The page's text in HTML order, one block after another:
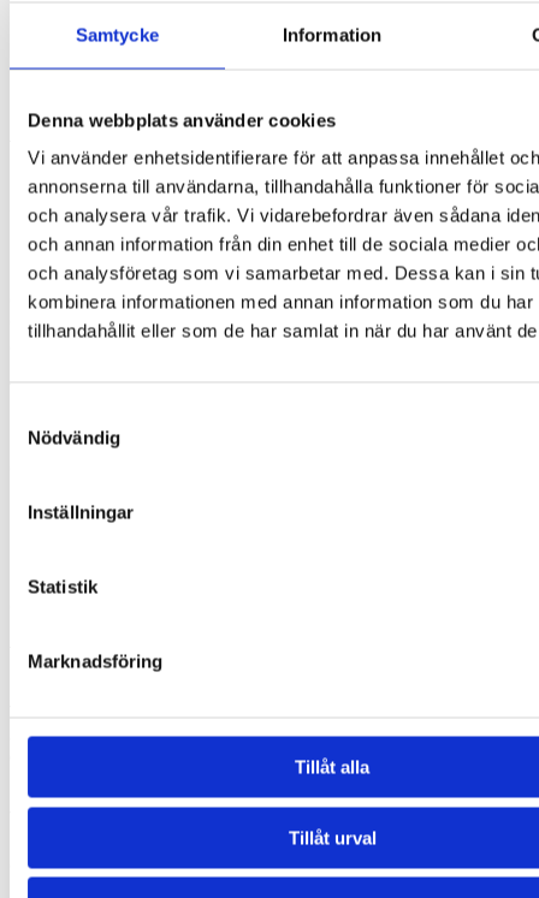
Samtycke Information
Denna webbplats använder cookies
Vi använder enhetsidentifierare för att anpassa innehållet och
annonserna till användarna, tillhandahålla funktioner för
och analysera vår trafik. Vi vidarebefordrar även sådana
och annan information från din enhet till de sociala medier
och analysföretag som vi samarbetar med. Dessa kan i sin
kombinera informationen med annan information som du har
tillhandahållit eller som de har samlat in när du har använt
Nödvändig
Inställningar
Statistik
Marknadsföring
Tillåt alla
Tillåt urval
I luftrummet på baksidan av ögonlappen är det cirka 2 cm
från spets till öga. Resåret är 40 cm långt och passar alla
huvudstorlekar eftersom det kan sträckas till dubbel längd.
Se ev. vårstorleksguide.
Material
Ögonlapparna tillverkas av ett tyg som certifierats enligt
Oeko-Tex ®. De är mjuka och allergivänliga. Detta gör dem
Resåret är latexfritt.
utseende..
tvättas för hand och därmed användas under många
månader.
av miljövänliga metoder och miljövänligt bläck som ger
ögonlapparna ett lågt koldioxidavtryck.
Förpackningen är av RPET (Recycled-Polyethylene-
koldioxidavtryck. Materialet är återanvändningsbart och kan
användas för förvaring av ögonlappar.